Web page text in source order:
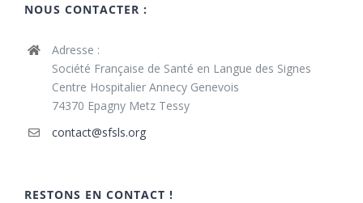
NOUS CONTACTER :
Adresse :
Société Française de Santé en Langue des Signes
Centre Hospitalier Annecy Genevois
74370 Epagny Metz Tessy
contact@sfsls.org
RESTONS EN CONTACT !